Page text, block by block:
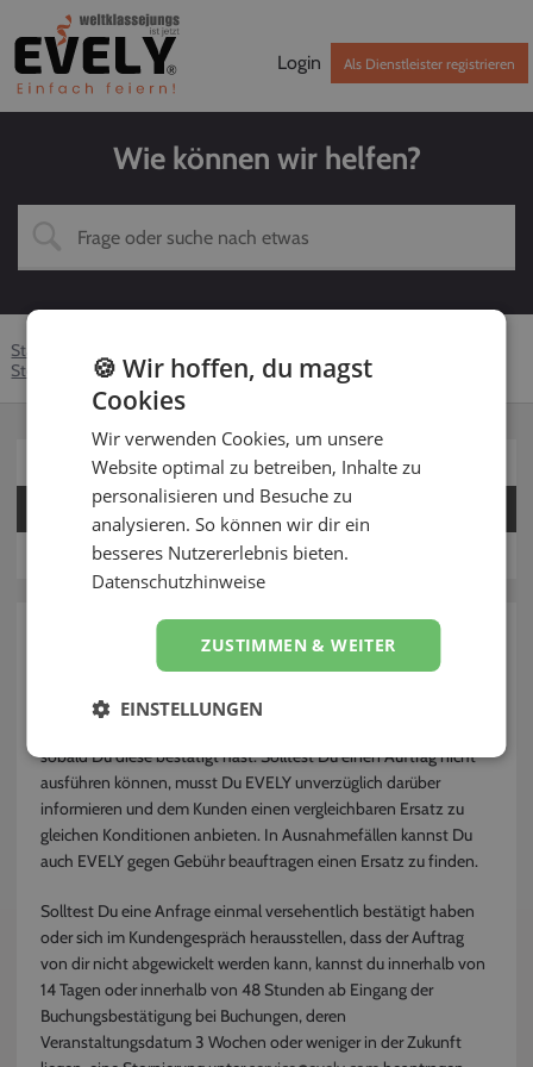
Login Als Dienstleister registrieren
Wie können wir helfen?
Startseite
Stornierung
Auftrag absagen
Für Kunden
Für Dienstleister
sobald Du diese bestätigt hast. Solltest Du einen Auftrag nicht
ausführen können, musst Du EVELY unverzüglich darüber
informieren und dem Kunden einen vergleichbaren Ersatz zu
gleichen Konditionen anbieten. In Ausnahmefällen kannst Du
auch EVELY gegen Gebühr beauftragen einen Ersatz zu finden.
Solltest Du eine Anfrage einmal versehentlich bestätigt haben
oder sich im Kundengespräch herausstellen, dass der Auftrag
von dir nicht abgewickelt werden kann, kannst du innerhalb von
14 Tagen oder innerhalb von 48 Stunden ab Eingang der
Buchungsbestätigung bei Buchungen, deren
Veranstaltungsdatum 3 Wochen oder weniger in der Zukunft
🍪 Wir hoffen, du magst
Cookies
Wir verwenden Cookies, um unsere
Website optimal zu betreiben, Inhalte zu
personalisieren und Besuche zu
analysieren. So können wir dir ein
besseres Nutzererlebnis bieten.
Datenschutzhinweise
ZUSTIMMEN & WEITER
EINSTELLUNGEN